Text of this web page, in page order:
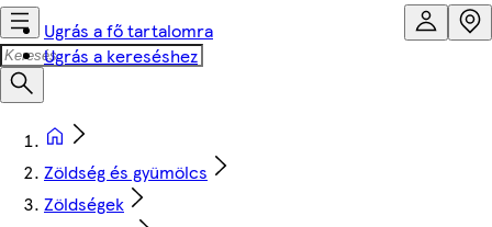
Ugrás a fő tartalomra
Ugrás a kereséshez
Zöldség és gyümölcs
Zöldségek